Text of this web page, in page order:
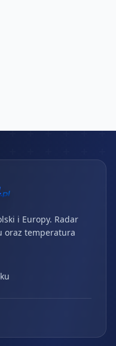
i Europy. Radar
oraz temperatura